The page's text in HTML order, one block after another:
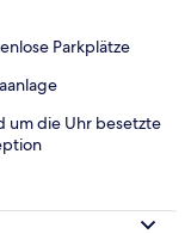
Parkplätze
um die Uhr besetzte